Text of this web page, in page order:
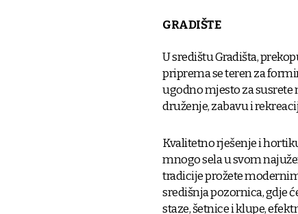
GRADIŠTE
U središtu Gradišta,
priprema se teren za
ugodno mjesto za susrete
druženje, zabavu i
Kvalitetno rješenje i
mnogo sela u svom
tradicije prožete
središnja pozornica, gdje
staze, šetnice i klupe,